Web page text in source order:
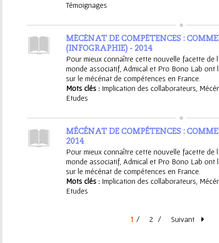
Témoignages
MÉCÉNAT DE COMPÉTENCES :
(INFOGRAPHIE) - 2014
Pour mieux connaître cette nouvelle facette de
monde associatif, Admical et Pro Bono Lab ont
sur le mécénat de compétences en France.
Mots clés : Implication des collaborateurs
Etudes
MÉCÉNAT DE COMPÉTENCES :
2014
Pour mieux connaître cette nouvelle facette de
monde associatif, Admical et Pro Bono Lab ont
sur le mécénat de compétences en France.
Mots clés : Implication des collaborateurs
Etudes
1 2 Suivant